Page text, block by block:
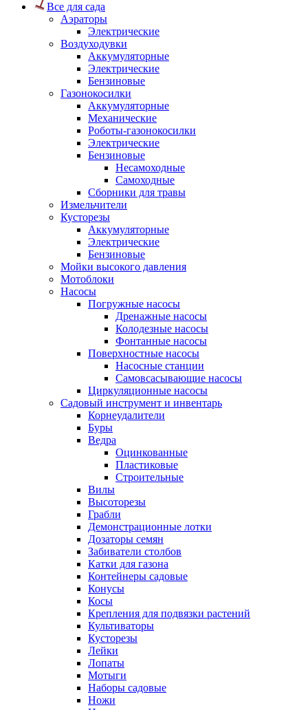
Все для сада
Аэраторы
Электрические
Воздуходувки
Аккумуляторные
Электрические
Бензиновые
Газонокосилки
Аккумуляторные
Механические
Роботы-газонокосилки
Электрические
Бензиновые
Несамоходные
Самоходные
Сборники для травы
Измельчители
Кусторезы
Аккумуляторные
Электрические
Бензиновые
Мойки высокого давления
Мотоблоки
Насосы
Погружные насосы
Дренажные насосы
Колодезные насосы
Фонтанные насосы
Поверхностные насосы
Насосные станции
Самовсасывающие насосы
Циркуляционные насосы
Садовый инструмент и инвентарь
Корнеудалители
Буры
Ведра
Оцинкованные
Пластиковые
Строительные
Вилы
Высоторезы
Грабли
Демонстрационные лотки
Дозаторы семян
Забиватели столбов
Катки для газона
Контейнеры садовые
Конусы
Косы
Крепления для подвязки растений
Культиваторы
Кусторезы
Лейки
Лопаты
Мотыги
Наборы садовые
Ножи